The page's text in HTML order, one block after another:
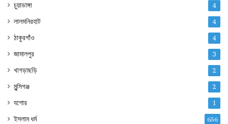
চুয়াডাঙ্গা 4
লালমনিরহাট 4
ঠাকুরগাঁও 4
জামালপুর 3
খাগড়াছড়ি 2
মুন্সিগঞ্জ 2
যশোর 1
ইসলাম ধর্ম 656